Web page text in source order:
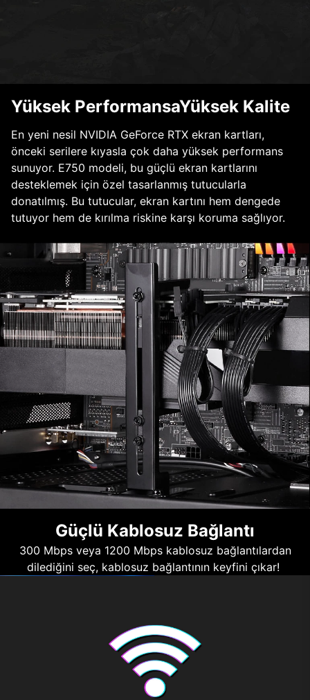
Yüksek PerformansaYüksek Kalite
En yeni nesil NVIDIA GeForce RTX ekran kartları,
önceki serilere kıyasla çok daha yüksek performans
sunuyor. E750 modeli, bu güçlü ekran kartlarını
desteklemek için özel tasarlanmış tutucularla
donatılmış. Bu tutucular, ekran kartını hem dengede
tutuyor hem de kırılma riskine karşı koruma sağlıyor.
Güçlü Kablosuz Bağlantı
300 Mbps veya 1200 Mbps kablosuz bağlantılardan
dilediğini seç, kablosuz bağlantının keyfini çıkar!